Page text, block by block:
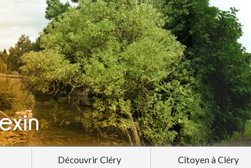
Découvrir Cléry Citoyen à Cléry